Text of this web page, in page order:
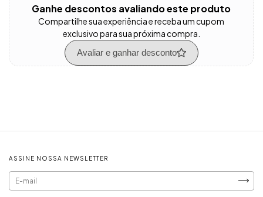
Ganhe descontos avaliando este produto
Compartilhe sua experiência e receba um cupom
exclusivo para sua próxima compra.
Avaliar e ganhar desconto
ASSINE NOSSA NEWSLETTER